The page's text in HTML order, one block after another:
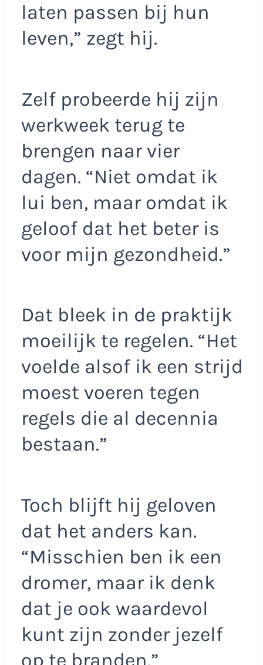
laten passen bij hun
leven,” zegt hij.
Zelf probeerde hij zijn
werkweek terug te
brengen naar vier
dagen. “Niet omdat ik
lui ben, maar omdat ik
geloof dat het beter is
voor mijn gezondheid.”
Dat bleek in de praktijk
moeilijk te regelen. “Het
voelde alsof ik een strijd
moest voeren tegen
regels die al decennia
bestaan.”
Toch blijft hij geloven
dat het anders kan.
“Misschien ben ik een
dromer, maar ik denk
dat je ook waardevol
kunt zijn zonder jezelf
op te branden.”